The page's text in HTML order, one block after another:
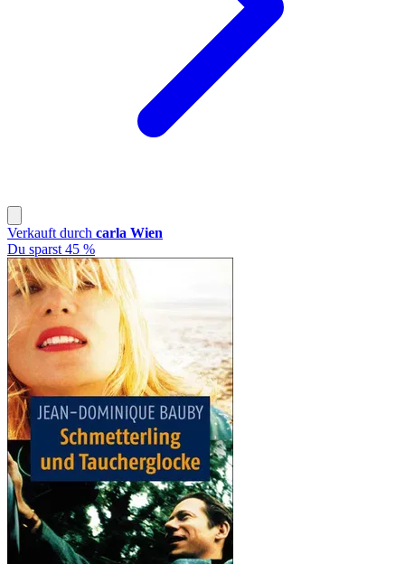
Verkauft durch carla Wien
Du sparst 45 %